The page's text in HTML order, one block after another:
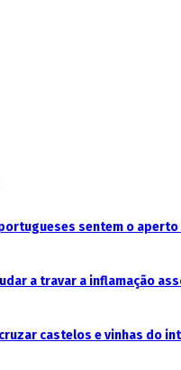
sentem o
a travar a inflamação
castelos e vinhas do